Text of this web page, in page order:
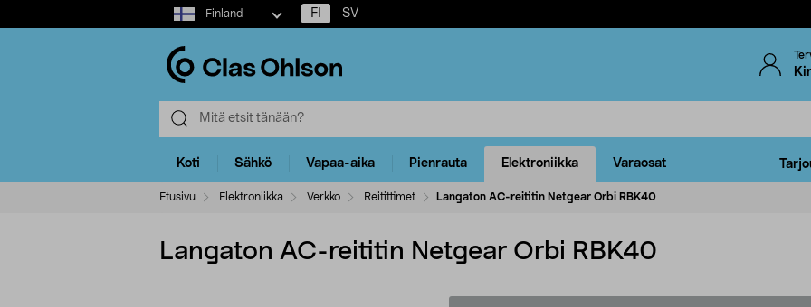
Select
market
Finland FI SV
Koti Sähkö Vapaa-aika Pienrauta Elektroniikka Varaosat
Etusivu Elektroniikka Verkko Reitittimet Langaton AC-reititin Netgear Orbi RBK40
Langaton AC-reititin Netgear Orbi RBK40